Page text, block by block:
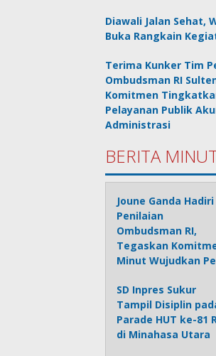
Diawali Jalan Sehat,
Buka Rangkain
Terima Kunker Tim
Ombudsman RI
Komitmen
Pelayanan Publik
Administrasi
BERITA
Joune Ganda Hadiri
Penilaian
Ombudsman RI,
Tegaskan
Minut Wujudkan
SD Inpres Sukur
Tampil Disiplin
Parade HUT ke-81
di Minahasa Utara